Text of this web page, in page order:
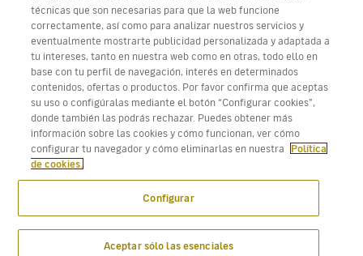
técnicas que son necesarias para que la web funcione
correctamente, así como para analizar nuestros servicios y
eventualmente mostrarte publicidad personalizada y adaptada a
tu intereses, tanto en nuestra web como en otras, todo ello en
base con tu perfil de navegación, interés en determinados
contenidos, ofertas o productos. Por favor confirma que aceptas
su uso o configúralas mediante el botón “Configurar cookies”,
donde también las podrás rechazar. Puedes obtener más
información sobre las cookies y cómo funcionan, ver cómo
configurar tu navegador y cómo eliminarlas en nuestra
Política
de cookies.
Configurar
Aceptar sólo las esenciales